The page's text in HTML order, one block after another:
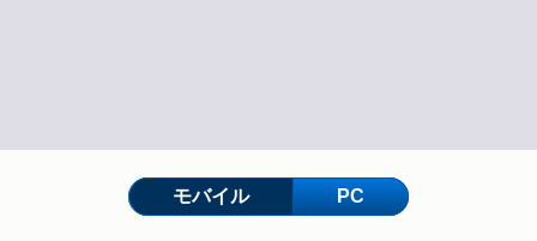
モバイル PC